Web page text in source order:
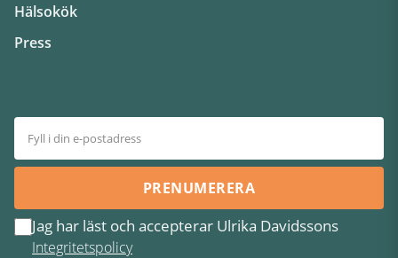
Hälsokök
Press
PRENUMERERA
Jag har läst och accepterar Ulrika Davidssons
Integritetspolicy